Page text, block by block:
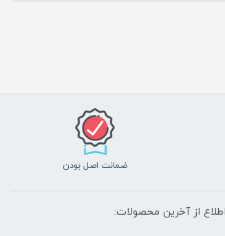
ضمانت اصل بودن
اطلاع از آخرین محصولات: